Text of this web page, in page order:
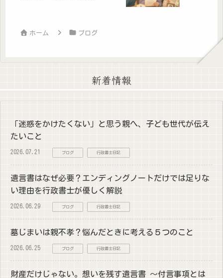
ホーム ブログ
新着情報
「迷惑をかけたくない」と思う親へ、子ども世代が伝え
たいこと
2026.07.21 ブログ 行政書士日記
遺言書はなぜ必要？エンディングノートだけでは足りな
い理由を行政書士が優しく解説
2026.06.29 ブログ 行政書士日記
墓じまいは親不孝？悩んだときに考える５つのこと
2026.06.25 ブログ 行政書士日記
財産だけじゃない。想いを残す遺言書 ～付言事項とは